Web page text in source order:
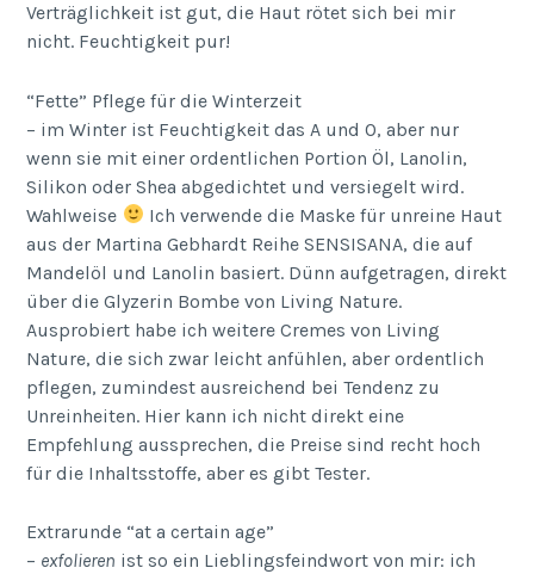
Verträglichkeit ist gut, die Haut rötet sich bei mir
nicht. Feuchtigkeit pur!
“Fette” Pflege für die Winterzeit
– im Winter ist Feuchtigkeit das A und O, aber nur
wenn sie mit einer ordentlichen Portion Öl, Lanolin,
Silikon oder Shea abgedichtet und versiegelt wird.
Wahlweise
Ich verwende die Maske für unreine Haut
aus der Martina Gebhardt Reihe SENSISANA, die auf
Mandelöl und Lanolin basiert. Dünn aufgetragen, direkt
über die Glyzerin Bombe von Living Nature.
Ausprobiert habe ich weitere Cremes von Living
Nature, die sich zwar leicht anfühlen, aber ordentlich
pflegen, zumindest ausreichend bei Tendenz zu
Unreinheiten. Hier kann ich nicht direkt eine
Empfehlung aussprechen, die Preise sind recht hoch
für die Inhaltsstoffe, aber es gibt Tester.
Extrarunde “at a certain age”
– exfolieren ist so ein Lieblingsfeindwort von mir: ich